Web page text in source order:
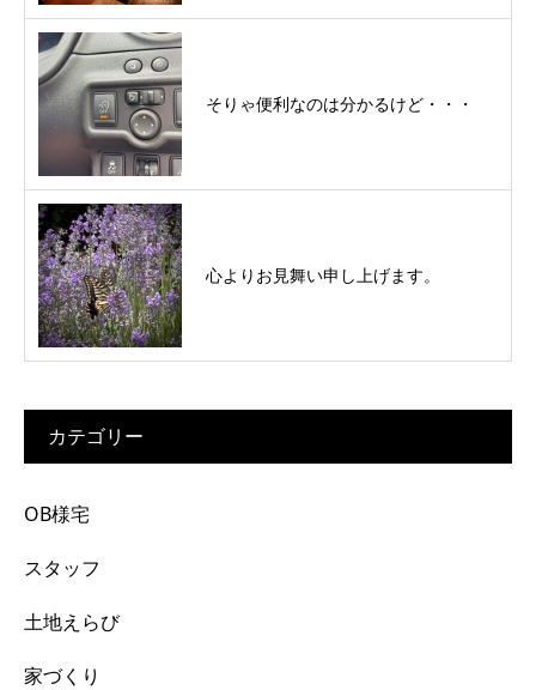
そりゃ便利なのは分かるけど・・・
心よりお見舞い申し上げます。
カテゴリー
OB様宅
スタッフ
土地えらび
家づくり